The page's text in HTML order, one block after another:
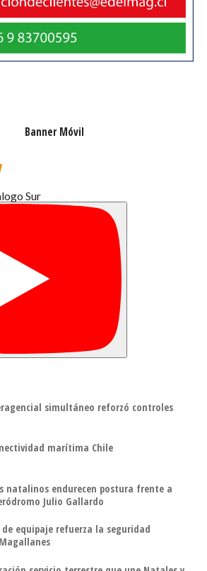
simultáneo reforzó controles
marítima Chile
natalinos endurecen postura frente a
Julio Gallardo
equipaje refuerza la seguridad